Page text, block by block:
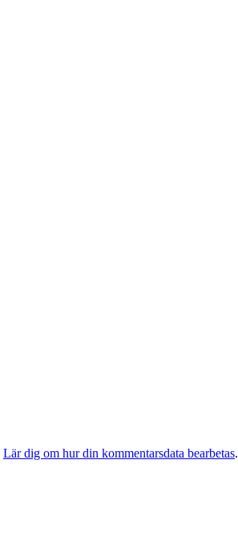
Lär dig om hur din kommentarsdata bearbetas.